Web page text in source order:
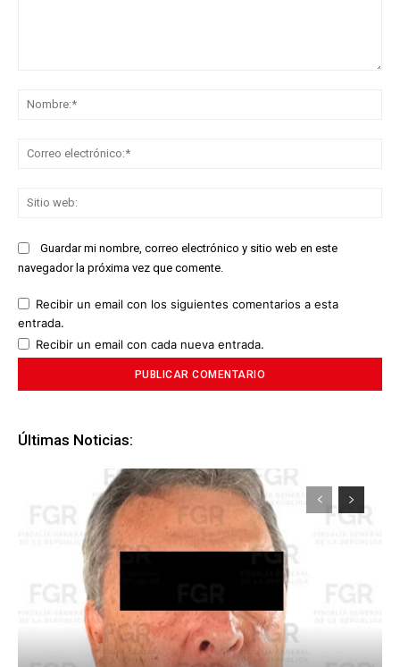
Guardar mi nombre, correo electrónico y sitio web en este
navegador la próxima vez que comente.
Recibir un email con los siguientes comentarios a esta
entrada.
Recibir un email con cada nueva entrada.
Últimas Noticias: